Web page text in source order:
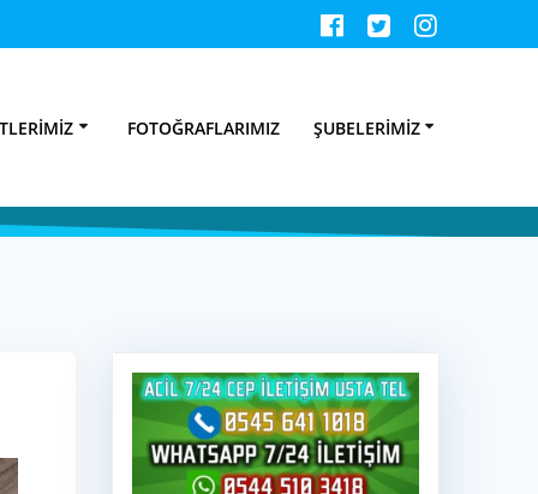
FOTOĞRAFLARIMIZ ŞUBELERIMIZ